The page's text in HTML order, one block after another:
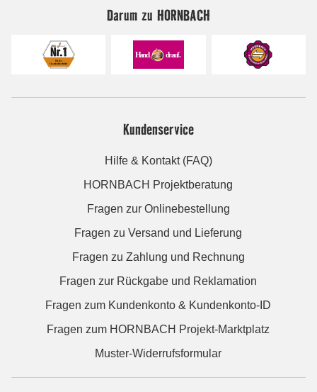
Darum zu HORNBACH
Kundenservice
Hilfe & Kontakt (FAQ)
HORNBACH Projektberatung
Fragen zur Onlinebestellung
Fragen zu Versand und Lieferung
Fragen zu Zahlung und Rechnung
Fragen zur Rückgabe und Reklamation
Fragen zum Kundenkonto & Kundenkonto-ID
Fragen zum HORNBACH Projekt-Marktplatz
Muster-Widerrufsformular